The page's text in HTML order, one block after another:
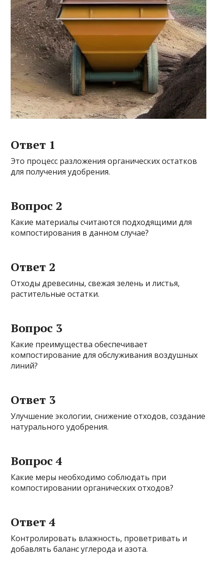
Ответ 1
Это процесс разложения органических остатков
для получения удобрения.
Вопрос 2
Какие материалы считаются подходящими для
компостирования в данном случае?
Ответ 2
Отходы древесины, свежая зелень и листья,
растительные остатки.
Вопрос 3
Какие преимущества обеспечивает
компостирование для обслуживания воздушных
линий?
Ответ 3
Улучшение экологии, снижение отходов, создание
натурального удобрения.
Вопрос 4
Какие меры необходимо соблюдать при
компостировании органических отходов?
Ответ 4
Контролировать влажность, проветривать и
добавлять баланс углерода и азота.